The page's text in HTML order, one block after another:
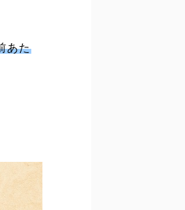
あた